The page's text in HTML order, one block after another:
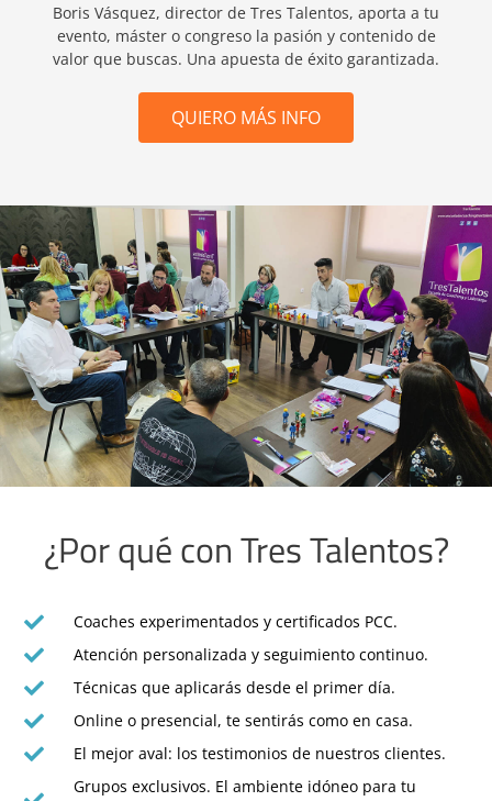
Boris Vásquez, director de Tres Talentos, aporta a tu
evento, máster o congreso la pasión y contenido de
valor que buscas. Una apuesta de éxito garantizada.
QUIERO MÁS INFO
¿Por qué con Tres Talentos?
Coaches experimentados y certificados PCC.
Atención personalizada y seguimiento continuo.
Técnicas que aplicarás desde el primer día.
Online o presencial, te sentirás como en casa.
El mejor aval: los testimonios de nuestros clientes.
Grupos exclusivos. El ambiente idóneo para tu